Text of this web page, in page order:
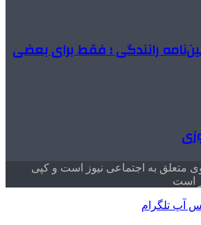
رانندگی ؛ فقط برای بعضی
متعلق به اجتماعی نیوز است و کپی
است
آپ تلگرام